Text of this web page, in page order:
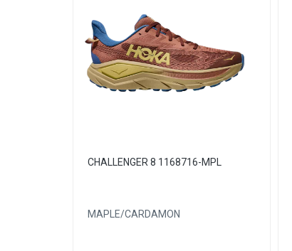
CHALLENGER 8 1168716-MPL
MAPLE/CARDAMON